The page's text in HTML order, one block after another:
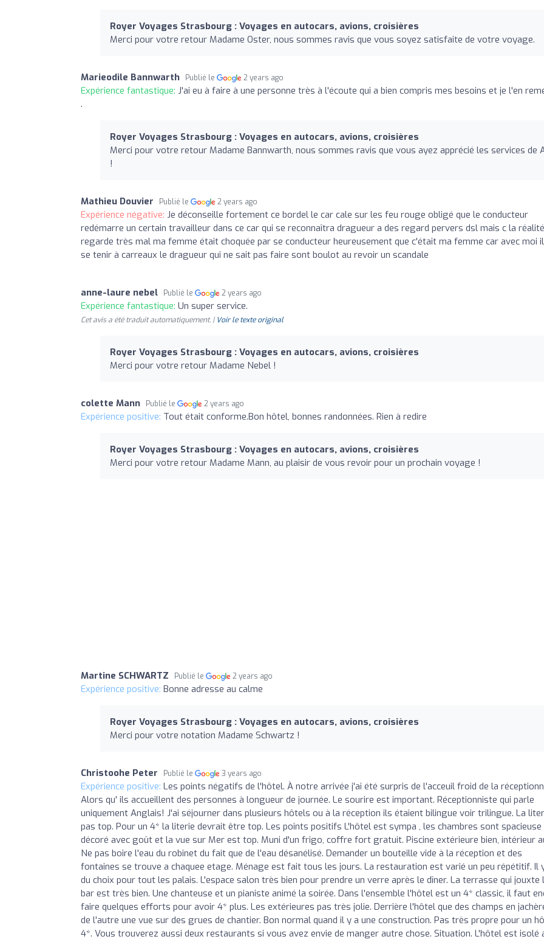
Royer Voyages Strasbourg : Voyages en autocars, avions, croisières
Merci pour votre retour Madame Oster, nous sommes ravis que vous soyez satisfaite de votre voyage.
Marieodile Bannwarth Publié le 2 years ago
Expérience fantastique: J'ai eu à faire à une personne très à l'écoute qui a bien compris mes besoins et je l'en
.
Royer Voyages Strasbourg : Voyages en autocars, avions, croisières
Merci pour votre retour Madame Bannwarth, nous sommes ravis que vous ayez apprécié les services de
!
Mathieu Douvier Publié le 2 years ago
Expérience négative: Je déconseille fortement ce bordel le car cale sur les feu rouge obligé que le conducteur
redémarre un certain travailleur dans ce car qui se reconnaîtra dragueur a des regard pervers dsl mais c la réalité
regarde très mal ma femme était choquée par se conducteur heureusement que c'était ma femme car avec moi
se tenir à carreaux le dragueur qui ne sait pas faire sont boulot au revoir un scandale
anne-laure nebel Publié le 2 years ago
Expérience fantastique: Un super service.
Cet avis a été traduit automatiquement. | Voir le texte original
Royer Voyages Strasbourg : Voyages en autocars, avions, croisières
Merci pour votre retour Madame Nebel !
colette Mann Publié le 2 years ago
Expérience positive: Tout était conforme.Bon hôtel, bonnes randonnées. Rien à redire
Royer Voyages Strasbourg : Voyages en autocars, avions, croisières
Merci pour votre retour Madame Mann, au plaisir de vous revoir pour un prochain voyage !
Martine SCHWARTZ Publié le 2 years ago
Expérience positive: Bonne adresse au calme
Royer Voyages Strasbourg : Voyages en autocars, avions, croisières
Merci pour votre notation Madame Schwartz !
Christoohe Peter Publié le 3 years ago
Expérience positive: Les points négatifs de l'hôtel. À notre arrivée j'ai été surpris de l'acceuil froid de la
Alors qu' ils accueillent des personnes à longueur de journée. Le sourire est important. Réceptionniste qui parle
uniquement Anglais! J'ai séjourner dans plusieurs hôtels ou à la réception ils étaient bilingue voir trilingue. La
pas top. Pour un 4* la literie devrait être top. Les points positifs L'hôtel est sympa , les chambres sont spacieuse
décoré avec goût et la vue sur Mer est top. Muni d'un frigo, coffre fort gratuit. Piscine extérieure bien, intérieur
Ne pas boire l'eau du robinet du fait que de l'eau désanélisé. Demander un bouteille vide à la réception et des
fontaines se trouve a chaquee etage. Ménage est fait tous les jours. La restauration est varié un peu répétitif. Il
du choix pour tout les palais. L'espace salon très bien pour prendre un verre après le dîner. La terrasse qui jouxte
bar est très bien. Une chanteuse et un pianiste animé la soirée. Dans l'ensemble l'hôtel est un 4* classic, il faut
faire quelques efforts pour avoir 4* plus. Les extérieures pas très jolie. Derrière l'hôtel que des champs en
de l'autre une vue sur des grues de chantier. Bon normal quand il y a une construction. Pas très propre pour un
4*. Vous trouverez aussi deux restaurants si vous avez envie de manger autre chose. Situation. L'hôtel est isolé